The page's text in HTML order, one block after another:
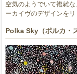
空気のようでいて複雑
ーカイヴのデザインをリ
Polka Sky（ポルカ・